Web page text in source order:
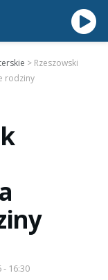
> Rzeszowski
rodziny
16:30